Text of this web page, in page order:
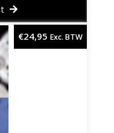
€24,95 Exc. BTW